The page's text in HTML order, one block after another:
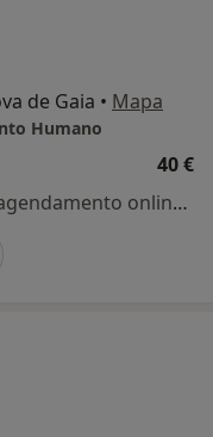
de Gaia • Mapa
Humano
40 €
Esse especialista não oferece agendamento online para esse endereço.